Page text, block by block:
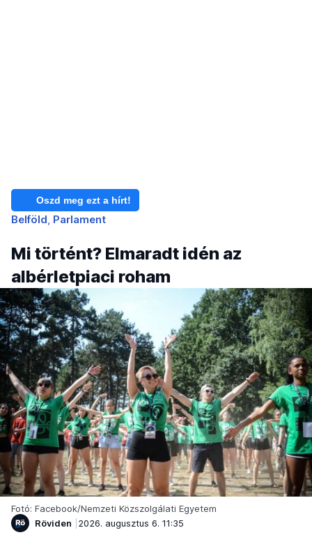
Oszd meg ezt a hírt!
Belföld Parlament
Mi történt? Elmaradt idén az
albérletpiaci roham
Fotó: Facebook/Nemzeti Közszolgálati Egyetem
Röviden
2026. augusztus 6. 11:35